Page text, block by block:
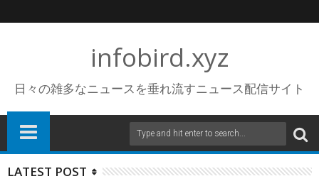
infobird.xyz
日々の雑多なニュースを垂れ流すニュース配信サイト
LATEST POST